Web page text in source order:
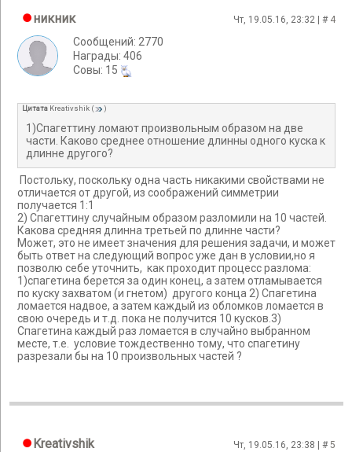
никник Чт, 19.05.16, 23:32 | # 4
Сообщений: 2770
Награды: 406
Cовы: 15
Цитата Kreativshik ( )
1)Спагеттину ломают произвольным образом на две
части. Каково среднее отношение длинны одного куска к
длинне другого?
Постольку, поскольку одна часть никакими свойствами не
отличается от другой, из соображений симметрии
получается 1:1
2) Спагеттину случайным образом разломили на 10 частей.
Какова средняя длинна третьей по длинне части?
Может, это не имеет значения для решения задачи, и может
быть ответ на следующий вопрос уже дан в условии,но я
позволю себе уточнить, как проходит процесс разлома:
1)спагетина берется за один конец, а затем отламывается
по куску захватом (и гнетом) другого конца 2) Спагетина
ломается надвое, а затем каждый из обломков ломается в
свою очередь и т.д. пока не получится 10 кусков.3)
Спагетина каждый раз ломается в случайно выбранном
месте, т.е. условие тождественно тому, что спагетину
разрезали бы на 10 произвольных частей ?
Kreativshik Чт, 19.05.16, 23:38 | #5